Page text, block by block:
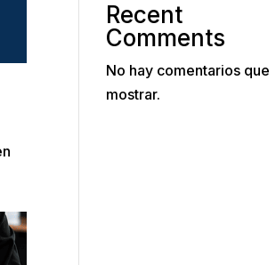
Recent
Comments
No hay comentarios que
mostrar.